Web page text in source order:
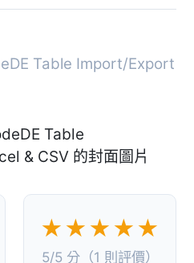
Table Import/Export
★★★★★
5/5 分（1 則評價）